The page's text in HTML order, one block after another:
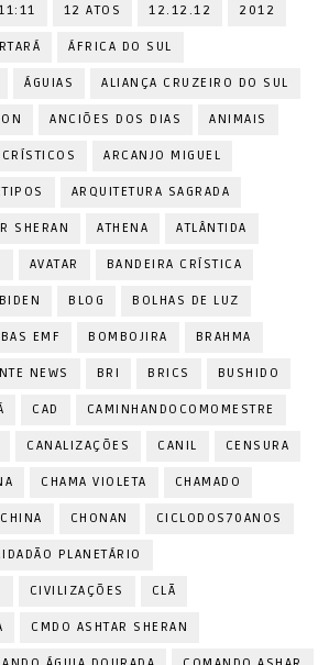
12 ATOS 12.12.12 2012
ÁFRICA DO SUL
ÁGUIAS ALIANÇA CRUZEIRO DO SUL
ANCIÕES DOS DIAS ANIMAIS
ARCANJO MIGUEL
ARQUITETURA SAGRADA
SHERAN ATHENA ATLÂNTIDA
AVATAR BANDEIRA CRÍSTICA
BIDEN BLOG BOLHAS DE LUZ
EMF BOMBOJIRA BRAHMA
NEWS BRI BRICS BUSHIDO
CAD CAMINHANDOCOMOMESTRE
CANALIZAÇÕES CANIL CENSURA
CHAMA VIOLETA CHAMADO
CHINA CHONAN CICLODOS70ANOS
PLANETÁRIO
CIVILIZAÇÕES CLÃ
CMDO ASHTAR SHERAN